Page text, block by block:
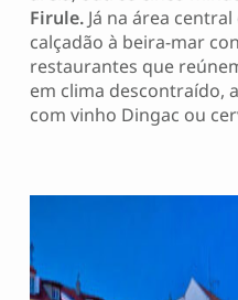
Firule.Já na área
calçadão à beira-mar
restaurantes que
em clima descontraído,
com vinho Dingac ou